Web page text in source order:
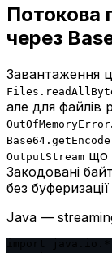
Потокова
через
Завантаження
але для файлів
OutOfMemoryError
OutputStream що
Закодовані
без
Java —